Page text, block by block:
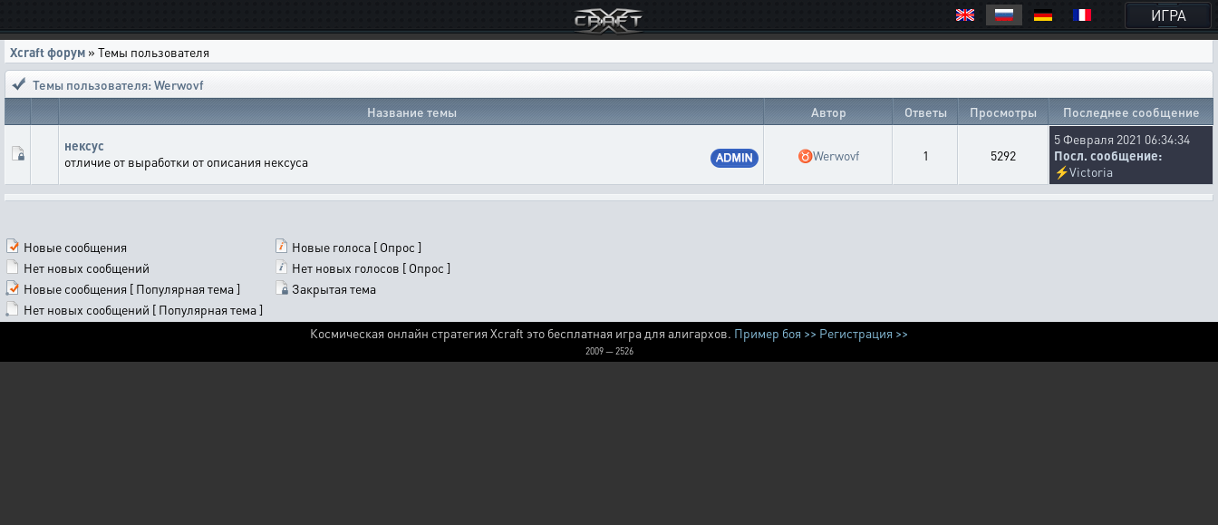
ИГРА
Xcraft форум » Темы пользователя
Темы пользователя: Werwovf
Название темы
Автор Ответы Просмотры Последнее сообщение
нексус
отличие от выработки от описания нексуса
♉Werwovf 1 5292
5 Февраля 2021 06:34:34
Посл. сообщение:
⚡Victoria
Новые сообщения
Новые голоса [ Опрос ]
Нет новых сообщений
Нет новых голосов [ Опрос ]
Новые сообщения [ Популярная тема ]
Закрытая тема
Нет новых сообщений [ Популярная тема ]
Космическая онлайн стратегия Xcraft это бесплатная игра для алигархов. Пример боя >> Регистрация >>
2009 — 2526